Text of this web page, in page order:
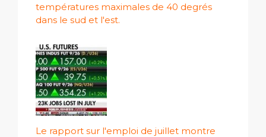
températures maximales de 40 degrés
dans le sud et l'est.
Le rapport sur l'emploi de juillet montre